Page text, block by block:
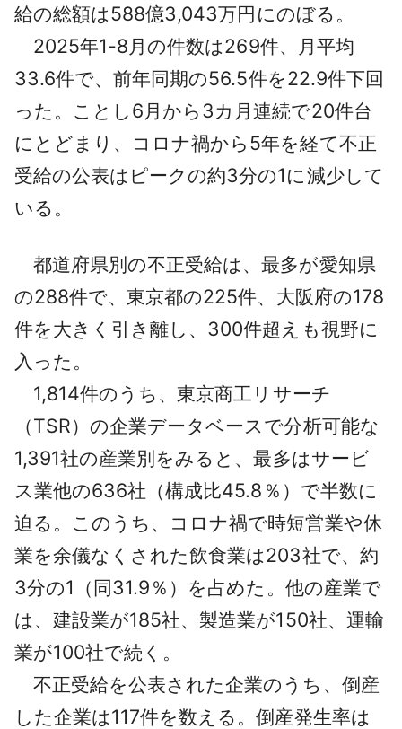
給の総額は588億3,043万円にのぼる。
2025年1-8月の件数は269件、月平均
33.6件で、前年同期の56.5件を22.9件下回
った。ことし6月から3カ月連続で20件台
にとどまり、コロナ禍から5年を経て不正
受給の公表はピークの約3分の1に減少して
いる。
都道府県別の不正受給は、最多が愛知県
の288件で、東京都の225件、大阪府の178
件を大きく引き離し、300件超えも視野に
入った。
1,814件のうち、東京商工リサーチ
（TSR）の企業データベースで分析可能な
1,391社の産業別をみると、最多はサービ
ス業他の636社（構成比45.8％）で半数に
迫る。このうち、コロナ禍で時短営業や休
業を余儀なくされた飲食業は203社で、約
3分の1（同31.9％）を占めた。他の産業で
は、建設業が185社、製造業が150社、運輸
業が100社で続く。
不正受給を公表された企業のうち、倒産
した企業は117件を数える。倒産発生率は